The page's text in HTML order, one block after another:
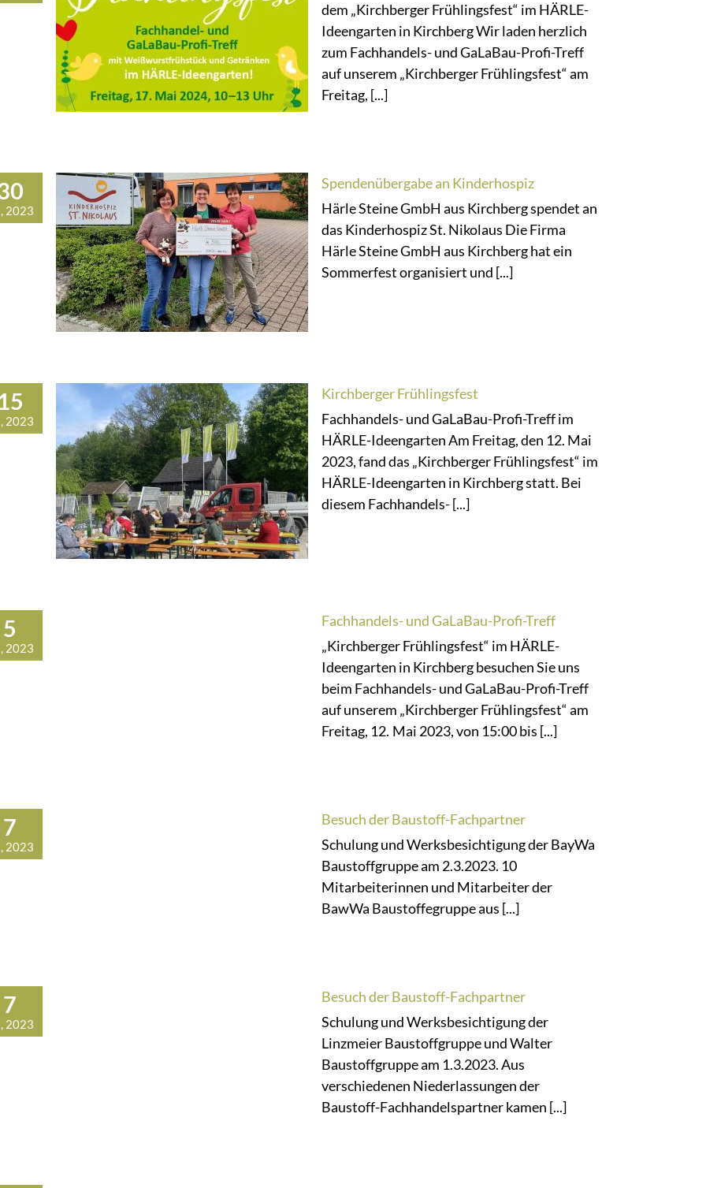
dem „Kirchberger Frühlingsfest“ im HÄRLE-
Ideengarten in Kirchberg Wir laden herzlich
zum Fachhandels- und GaLaBau-Profi-Treff
auf unserem „Kirchberger Frühlingsfest“ am
Freitag, [...]
2023
Spendenübergabe an Kinderhospiz
Härle Steine GmbH aus Kirchberg spendet an
das Kinderhospiz St. Nikolaus Die Firma
Härle Steine GmbH aus Kirchberg hat ein
Sommerfest organisiert und [...]
2023
Kirchberger Frühlingsfest
Fachhandels- und GaLaBau-Profi-Treff im
HÄRLE-Ideengarten Am Freitag, den 12. Mai
2023, fand das „Kirchberger Frühlingsfest“ im
HÄRLE-Ideengarten in Kirchberg statt. Bei
diesem Fachhandels- [...]
5
2023
Fachhandels- und GaLaBau-Profi-Treff
„Kirchberger Frühlingsfest“ im HÄRLE-
Ideengarten in Kirchberg besuchen Sie uns
beim Fachhandels- und GaLaBau-Profi-Treff
auf unserem „Kirchberger Frühlingsfest“ am
Freitag, 12. Mai 2023, von 15:00 bis [...]
7
2023
Besuch der Baustoff-Fachpartner
Schulung und Werksbesichtigung der BayWa
Baustoffgruppe am 2.3.2023. 10
Mitarbeiterinnen und Mitarbeiter der
BawWa Baustoffegruppe aus [...]
7
2023
Besuch der Baustoff-Fachpartner
Schulung und Werksbesichtigung der
Linzmeier Baustoffgruppe und Walter
Baustoffgruppe am 1.3.2023. Aus
verschiedenen Niederlassungen der
Baustoff-Fachhandelspartner kamen [...]